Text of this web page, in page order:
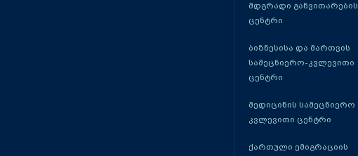
მდგრადი განვითარების
ცენტრი
ბიზნესისა და მართვის
სამეცნიერო-კვლევითი
ცენტრი
მედიცინის სამეცნიერო
კვლევითი ცენტრი
ქართული ემიგრაციის